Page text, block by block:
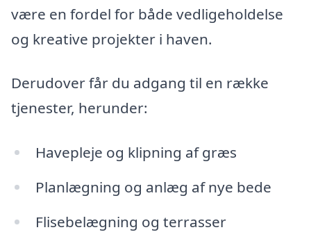
være en fordel for både vedligeholdelse
og kreative projekter i haven.
Derudover får du adgang til en række
tjenester, herunder:
Havepleje og klipning af græs
Planlægning og anlæg af nye bede
Flisebelægning og terrasser